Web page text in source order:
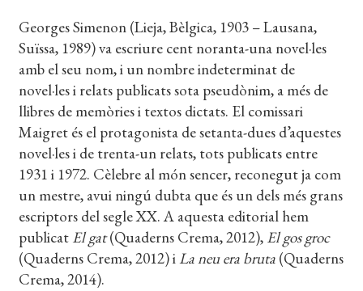
menú
FOREIGN RIGHTS
DISTRIBUCIÓ
CONTACTE
EL MEU COMPTE
CERCAR
WISHLIST
Georges Simenon (Lieja, Bèlgica, 1903 – Lausana,
Suïssa, 1989) va escriure cent noranta-una novel·les
amb el seu nom, i un nombre indeterminat de
novel·les i relats publicats sota pseudònim, a més de
llibres de memòries i textos dictats. El comissari
Maigret és el protagonista de setanta-dues d’aquestes
novel·les i de trenta-un relats, tots publicats entre
1931 i 1972. Cèlebre al món sencer, reconegut ja com
un mestre, avui ningú dubta que és un dels més grans
escriptors del segle XX. A aquesta editorial hem
publicat El gat(Quaderns Crema, 2012), El gos groc
(Quaderns Crema, 2012) iLa neu era bruta (Quaderns
Crema, 2014).